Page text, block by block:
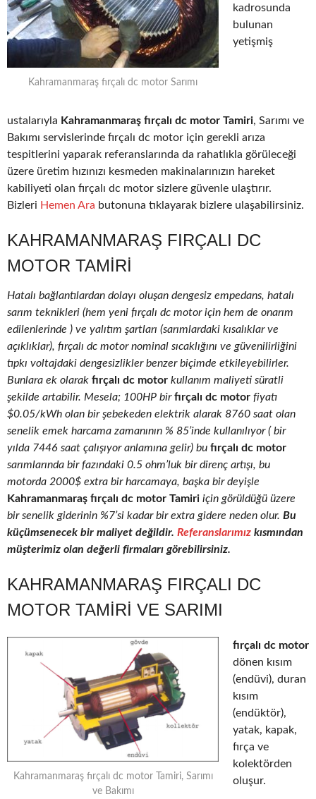
Kahramanmaraş fırçalı dc motor Sarımı
kadrosunda
bulunan
yetişmiş
ustalarıyla Kahramanmaraş fırçalı dc motor Tamiri, Sarımı ve
Bakımı servislerinde fırçalı dc motor için gerekli arıza
tespitlerini yaparak referanslarında da rahatlıkla görüleceği
üzere üretim hızınızı kesmeden makinalarınızın hareket
kabiliyeti olan fırçalı dc motor sizlere güvenle ulaştırır.
Bizleri Hemen Ara butonuna tıklayarak bizlere ulaşabilirsiniz.
KAHRAMANMARAŞ FIRÇALI DC
MOTOR TAMIRI
Hatalı bağlantılardan dolayı oluşan dengesiz empedans, hatalı
sarım teknikleri (hem yeni fırçalı dc motor için hem de onarım
edilenlerinde ) ve yalıtım şartları (sarımlardaki kısalıklar ve
açıklıklar), fırçalı dc motor nominal sıcaklığını ve güvenilirliğini
tıpkı voltajdaki dengesizlikler benzer biçimde etkileyebilirler.
Bunlara ek olarak fırçalı dc motor kullanım maliyeti süratli
şekilde artabilir. Mesela; 100HP birfırçalı dc motor fiyatı
$0.05/kWh olan bir şebekeden elektrik alarak 8760 saat olan
senelik emek harcama zamanının % 85’inde kullanılıyor ( bir
yılda 7446 saat çalışıyor anlamına gelir) bu fırçalı dc motor
sarımlarında bir fazındaki 0.5 ohm’luk bir direnç artışı, bu
motorda 2000$ extra bir harcamaya, başka bir deyişle
Kahramanmaraş fırçalı dc motor Tamiri için görüldüğü üzere
bir senelik giderinin %7’si kadar bir extra gidere neden olur. Bu
küçümsenecek bir maliyet değildir. Referanslarımız kısmından
müşterimiz olan değerli firmaları görebilirsiniz.
KAHRAMANMARAŞ FIRÇALI DC
MOTOR TAMIRI VE SARIMI
Kahramanmaraş fırçalı dc motor Tamiri, Sarımı
ve Bakımı
fırçalı dc motor
dönen kısım
(endüvi), duran
kısım
(endüktör),
yatak, kapak,
fırça ve
kolektörden
oluşur.